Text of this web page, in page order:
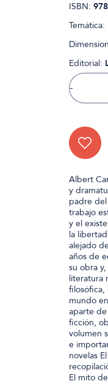
ISBN:
Temática:
Editorial:
-
Albert
y
padre
trabajo
y el
la
alejado
años de
su obra
literatura
filosófica,
mundo
aparte de
ficción,
volumen
e
novelas
El mito